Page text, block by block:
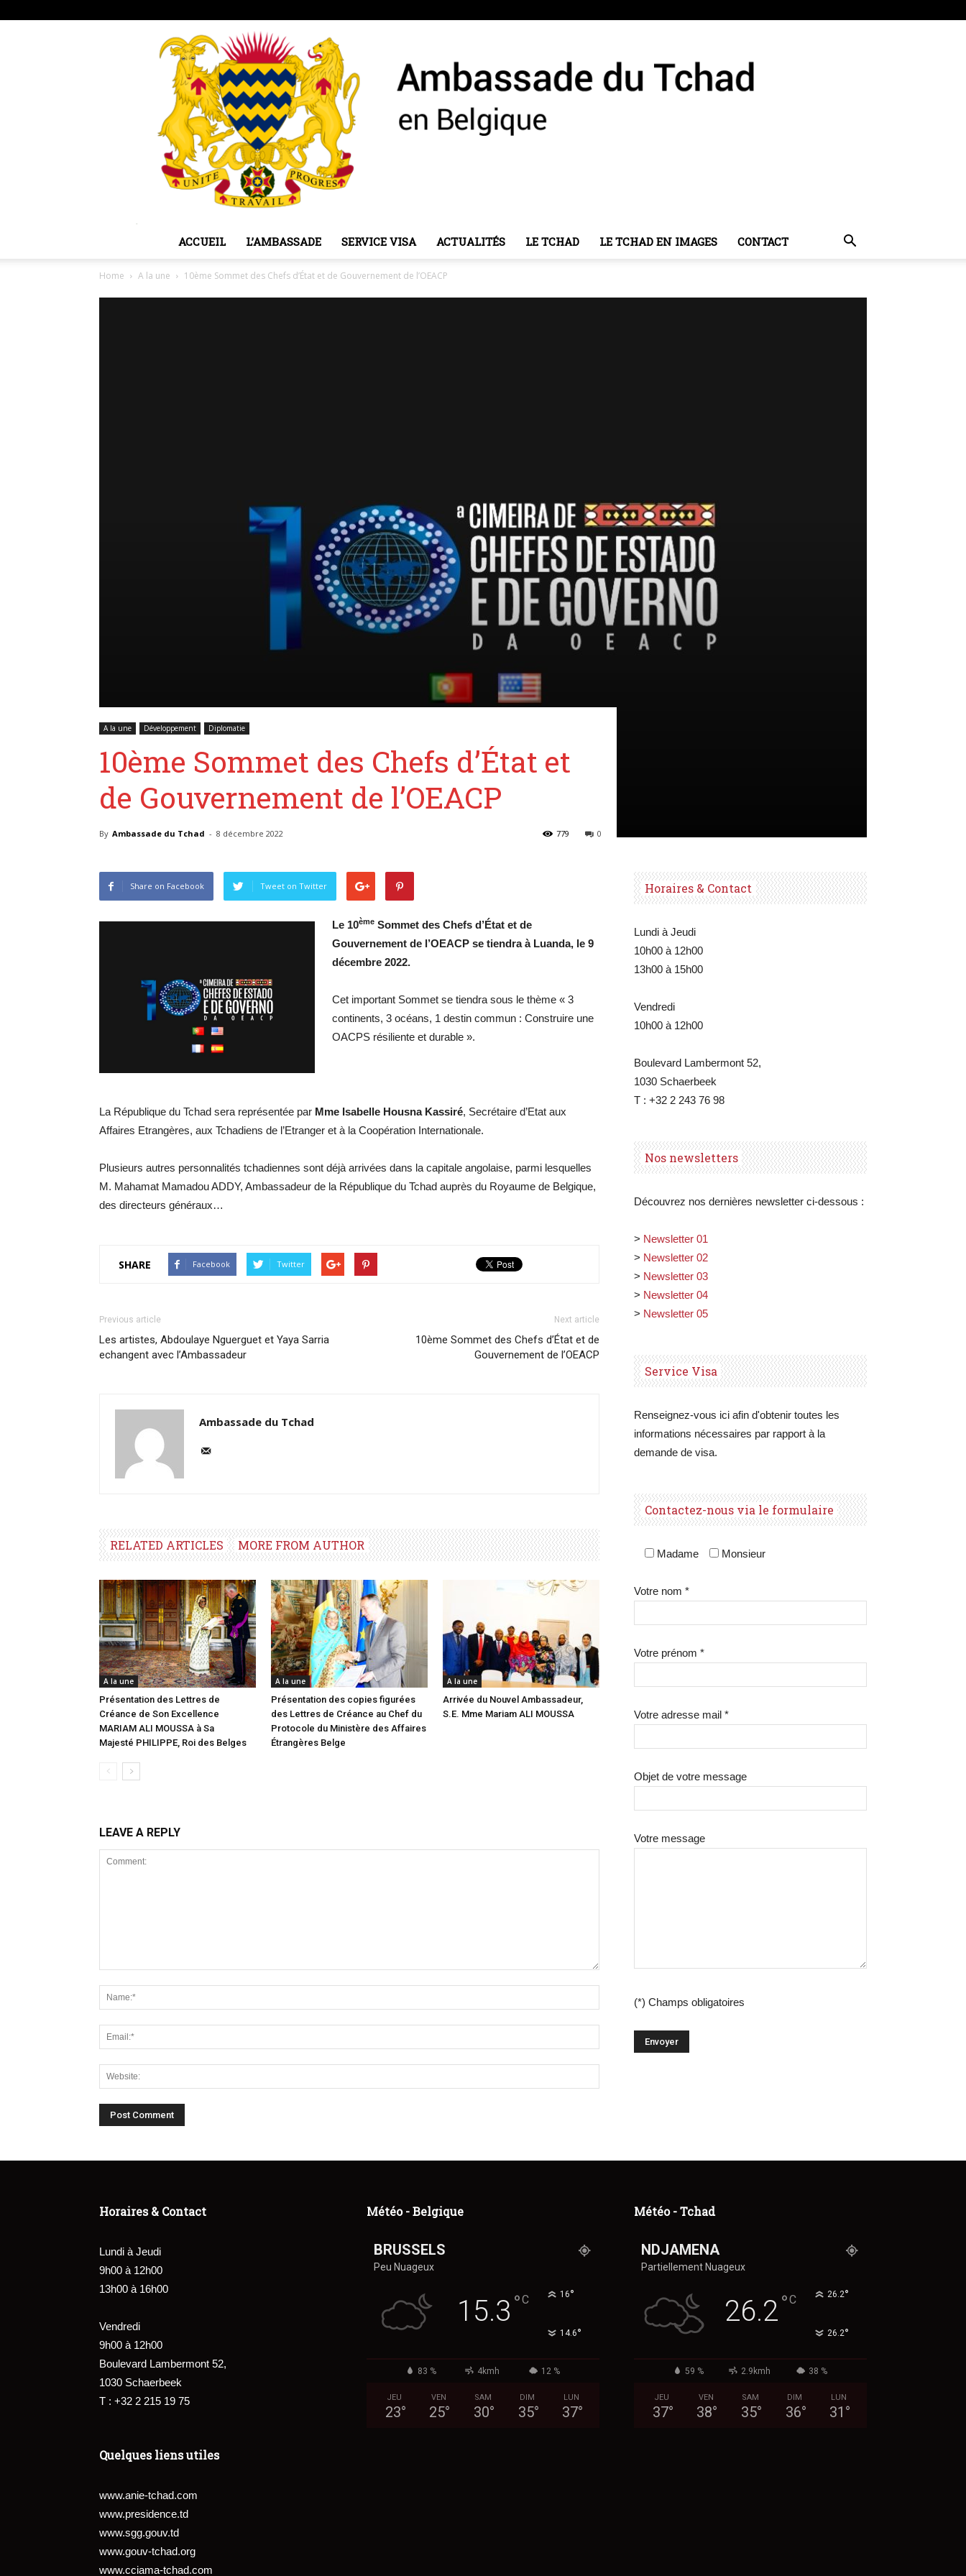
de
Belgique
ACCUEIL L’AMBASSADE SERVICE VISA ACTUALITÉS LE TCHAD LE TCHAD EN IMAGES CONTACT
Home A la une 10ème Sommet des Chefs d’État et de Gouvernement de l’OEACP
A la une Développement Diplomatie
10ème Sommet des Chefs d’État et
de Gouvernement de l’OEACP
By Ambassade du Tchad - 8 décembre 2022 0
779
Share on Facebook Tweet on Twitter
Le 10ème Sommet des Chefs d’État et de
Gouvernement de l’OEACP se tiendra à Luanda, le 9
décembre 2022.
Cet important Sommet se tiendra sous le thème « 3
continents, 3 océans, 1 destin commun : Construire une
OACPS résiliente et durable ».
La République du Tchad sera représentée par Mme Isabelle Housna Kassiré, Secrétaire d’Etat aux
Affaires Etrangères, aux Tchadiens de l’Etranger et à la Coopération Internationale.
Plusieurs autres personnalités tchadiennes sont déjà arrivées dans la capitale angolaise, parmi lesquelles
M. Mahamat Mamadou ADDY, Ambassadeur de la République du Tchad auprès du Royaume de Belgique,
des directeurs généraux…
SHARE Facebook Twitter
Previous article
Les artistes, Abdoulaye Nguerguet et Yaya Sarria
echangent avec l’Ambassadeur
Next article
10ème Sommet des Chefs d’État et de
Gouvernement de l’OEACP
Ambassade du Tchad
RELATED ARTICLES MORE FROM AUTHOR
A la une
Présentation des Lettres de
Créance de Son Excellence
MARIAM ALI MOUSSA à Sa
Majesté PHILIPPE, Roi des Belges
A la une
Présentation des copies figurées
des Lettres de Créance au Chef du
Protocole du Ministère des Affaires
Étrangères Belge
A la une
Arrivée du Nouvel Ambassadeur,
S.E. Mme Mariam ALI MOUSSA
LEAVE A REPLY
Horaires & Contact
Lundi à Jeudi
10h00 à 12h00
13h00 à 15h00
Vendredi
10h00 à 12h00
Boulevard Lambermont 52,
1030 Schaerbeek
T : +32 2 243 76 98
Nos newsletters
Découvrez nos dernières newsletter ci-dessous :
> Newsletter 01
> Newsletter 02
> Newsletter 03
> Newsletter 04
> Newsletter 05
Service Visa
Renseignez-vous ici afin d'obtenir toutes les
informations nécessaires par rapport à la
demande de visa.
Contactez-nous via le formulaire
Madame Monsieur
Votre nom *
Votre prénom *
Votre adresse mail *
Objet de votre message
Votre message
(*) Champs obligatoires
Horaires & Contact
Lundi à Jeudi
9h00 à 12h00
13h00 à 16h00
Vendredi
9h00 à 12h00
Boulevard Lambermont 52,
1030 Schaerbeek
T : +32 2 215 19 75
Quelques liens utiles
www.anie-tchad.com
www.presidence.td
www.sgg.gouv.td
www.gouv-tchad.org
www.cciama-tchad.com
Météo - Belgique
BRUSSELS
Peu Nuageux
15.3 °C 16°
14.6°
83 % 4kmh 12 %
JEU
23°
VEN
25°
SAM
30°
DIM
35°
LUN
37°
Météo - Tchad
NDJAMENA
Partiellement Nuageux
26.2°C 26.2°
26.2°
59 % 2.9kmh 38 %
JEU
37°
VEN
38°
SAM
35°
DIM
36°
LUN
31 °